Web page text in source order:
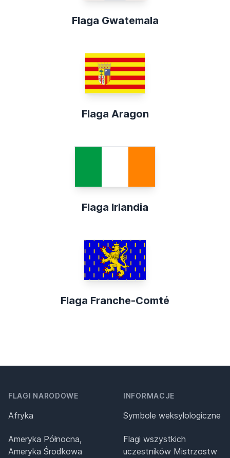
Flaga Gwatemala
Flaga Aragon
Flaga Irlandia
Flaga Franche-Comté
FLAGI NARODOWE
Afryka
Ameryka Północna,
Ameryka Środkowa
INFORMACJE
Symbole weksylologiczne
Flagi wszystkich
uczestników Mistrzostw